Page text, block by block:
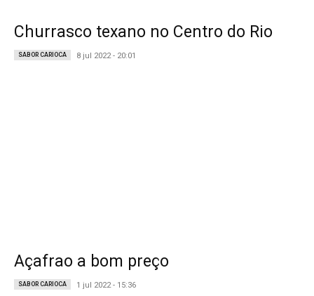
Churrasco texano no Centro do Rio
SABOR CARIOCA 8 jul 2022 - 20:01
Açafrao a bom preço
SABOR CARIOCA 1 jul 2022 - 15:36